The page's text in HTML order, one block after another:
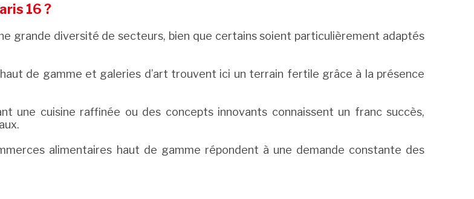
16 ?
grande diversité de secteurs, bien que certains soient particulièrement adaptés
de gamme et galeries d’art trouvent ici un terrain fertile grâce à la présence
une cuisine raffinée ou des concepts innovants connaissent un franc succès,
alimentaires haut de gamme répondent à une demande constante des